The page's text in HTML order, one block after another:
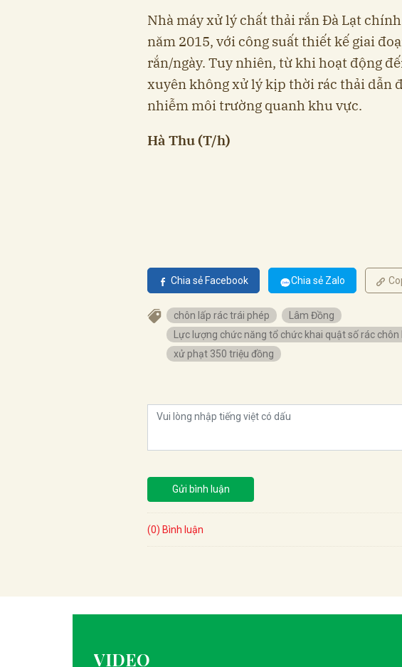
Nhà máy xử lý chất thải rắn Đà Lạt
năm 2015, với công suất thiết kế giai
rắn/ngày. Tuy nhiên, từ khi hoạt động
xuyên không xử lý kịp thời rác thải dẫn
nhiễm môi trường quanh khu vực.
Hà Thu (T/h)
Chia sẻ Facebook Chia sẻ Zalo
chôn lấp rác trái phép
Lâm Đồng
Lực lượng chức năng tổ chức khai quật số rác chôn
xử phạt 350 triệu đồng
Gửi bình luận
(0) Bình luận
VIDEO